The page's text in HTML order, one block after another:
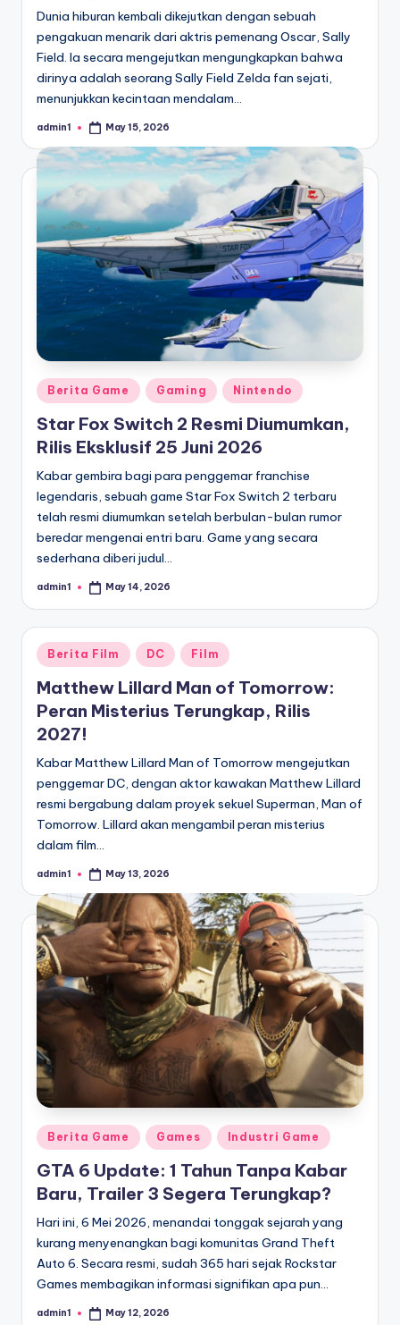
Dunia hiburan kembali dikejutkan dengan sebuah
pengakuan menarik dari aktris pemenang Oscar, Sally
Field. Ia secara mengejutkan mengungkapkan bahwa
dirinya adalah seorang Sally Field Zelda fan sejati,
menunjukkan kecintaan mendalam…
Posted
admin1 May 15, 2026
Posted
in
Berita Game Gaming Nintendo
Star Fox Switch 2 Resmi Diumumkan,
Rilis Eksklusif 25 Juni 2026
Kabar gembira bagi para penggemar franchise
legendaris, sebuah game Star Fox Switch 2 terbaru
telah resmi diumumkan setelah berbulan-bulan rumor
beredar mengenai entri baru. Game yang secara
sederhana diberi judul…
Posted
admin1 May 14, 2026
Posted
in
Berita Film DC Film
Matthew Lillard Man of Tomorrow:
Peran Misterius Terungkap, Rilis
2027!
Kabar Matthew Lillard Man of Tomorrow mengejutkan
penggemar DC, dengan aktor kawakan Matthew Lillard
resmi bergabung dalam proyek sekuel Superman, Man of
Tomorrow. Lillard akan mengambil peran misterius
dalam film…
Posted
admin1 May 13, 2026
Posted
in
Berita Game Games Industri Game
GTA 6 Update: 1 Tahun Tanpa Kabar
Baru, Trailer 3 Segera Terungkap?
Hari ini, 6 Mei 2026, menandai tonggak sejarah yang
kurang menyenangkan bagi komunitas Grand Theft
Auto 6. Secara resmi, sudah 365 hari sejak Rockstar
Games membagikan informasi signifikan apa pun…
Posted
admin1 May 12, 2026